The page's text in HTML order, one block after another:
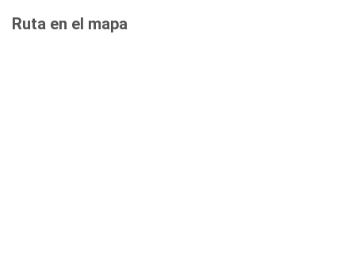
Ruta en el mapa